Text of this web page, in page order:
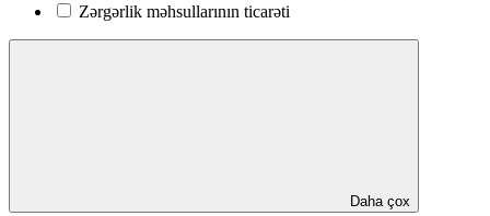
Zərgərlik məhsullarının ticarəti
Daha çox